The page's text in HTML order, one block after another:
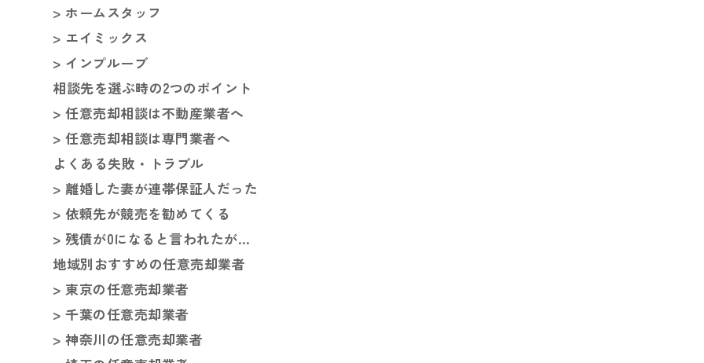
> ホームスタッフ
> エイミックス
> インプルーブ
相談先を選ぶ時の2つのポイント
> 任意売却相談は不動産業者へ
> 任意売却相談は専門業者へ
よくある失敗・トラブル
> 離婚した妻が連帯保証人だった
> 依頼先が競売を勧めてくる
> 残債が0になると言われたが…
地域別おすすめの任意売却業者
> 東京の任意売却業者
> 千葉の任意売却業者
> 神奈川の任意売却業者